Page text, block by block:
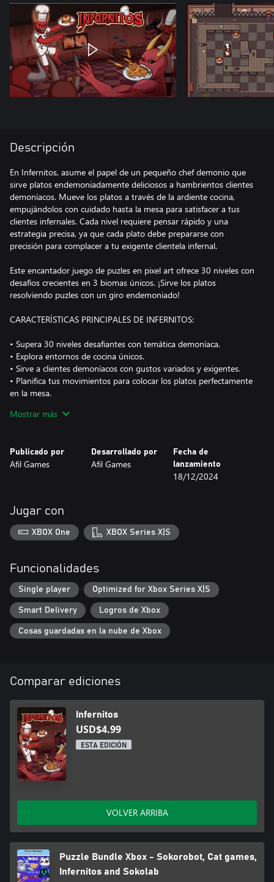
Descripción
En Infernitos, asume el papel de un pequeño chef demonio que
sirve platos endemoniadamente deliciosos a hambrientos clientes
demoníacos. Mueve los platos a través de la ardiente cocina,
empujándolos con cuidado hasta la mesa para satisfacer a tus
clientes infernales. Cada nivel requiere pensar rápido y una
estrategia precisa, ya que cada plato debe prepararse con
precisión para complacer a tu exigente clientela infernal.
Este encantador juego de puzles en pixel art ofrece 30 niveles con
desafíos crecientes en 3 biomas únicos. ¡Sirve los platos
resolviendo puzles con un giro endemoniado!
CARACTERÍSTICAS PRINCIPALES DE INFERNITOS:
• Supera 30 niveles desafiantes con temática demoníaca.
• Explora entornos de cocina únicos.
• Sirve a clientes demoníacos con gustos variados y exigentes.
• Planifica tus movimientos para colocar los platos perfectamente
en la mesa.
endemoniadamente divertido.
Mostrar más
Publicado por
Afil Games
Desarrollado por
Afil Games
Fecha de
lanzamiento
18/12/2024
Jugar con
XBOX One XBOX Series X|S
Funcionalidades
Single player Optimized for Xbox Series X|S
Smart Delivery Logros de Xbox
Cosas guardadas en la nube de Xbox
Comparar ediciones
Infernitos
USD$4.99
ESTA EDICIÓN
VOLVER ARRIBA
Puzzle Bundle Xbox - Sokorobot, Cat games,
Infernitos and Sokolab